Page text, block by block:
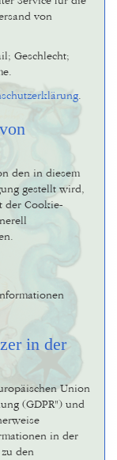
von
Geschlecht;
.
den in diesem
gestellt wird,
der Cookie-
in der
Union
(GDPR") und
in der
den